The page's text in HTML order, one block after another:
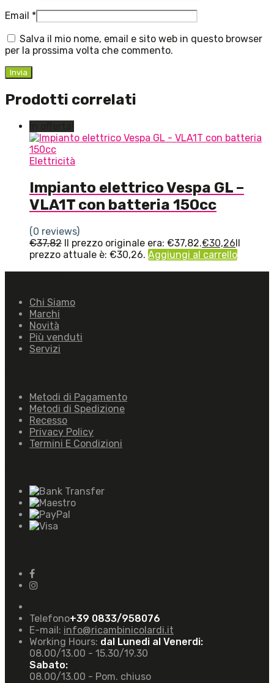
Email *
Salva il mio nome, email e sito web in questo browser
per la prossima volta che commento.
Prodotti correlati
Elettricità
Impianto elettrico Vespa GL –
VLA1T con batteria 150cc
(0 reviews)
€37,82 Il prezzo originale era: €37,82.€30,26Il
prezzo attuale è: €30,26. Aggiungi al carrello
Chi Siamo
Marchi
Novità
Più venduti
Servizi
Metodi di Pagamento
Metodi di Spedizione
Recesso
Privacy Policy
Termini E Condizioni
Telefono+39 0833/958076
E-mail: info@ricambinicolardi.it
Working Hours: dal Lunedi al Venerdi:
08.00/13.00 - 15.30/19.30
Sabato:
08.00/13.00 - Pom. chiuso